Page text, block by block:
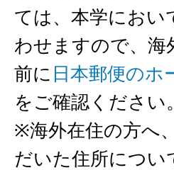
ては、本学におい
わせますので、海
前に 日本郵便のホ
をご確認ください。
※海外在住の方へ
だいた住所につい